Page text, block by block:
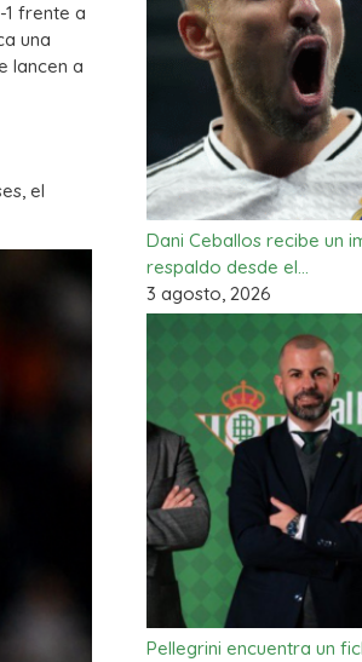
frente a
una
lancen a
el
Dani Ceballos recibe un
respaldo desde el…
3 agosto, 2026
Pellegrini encuentra un